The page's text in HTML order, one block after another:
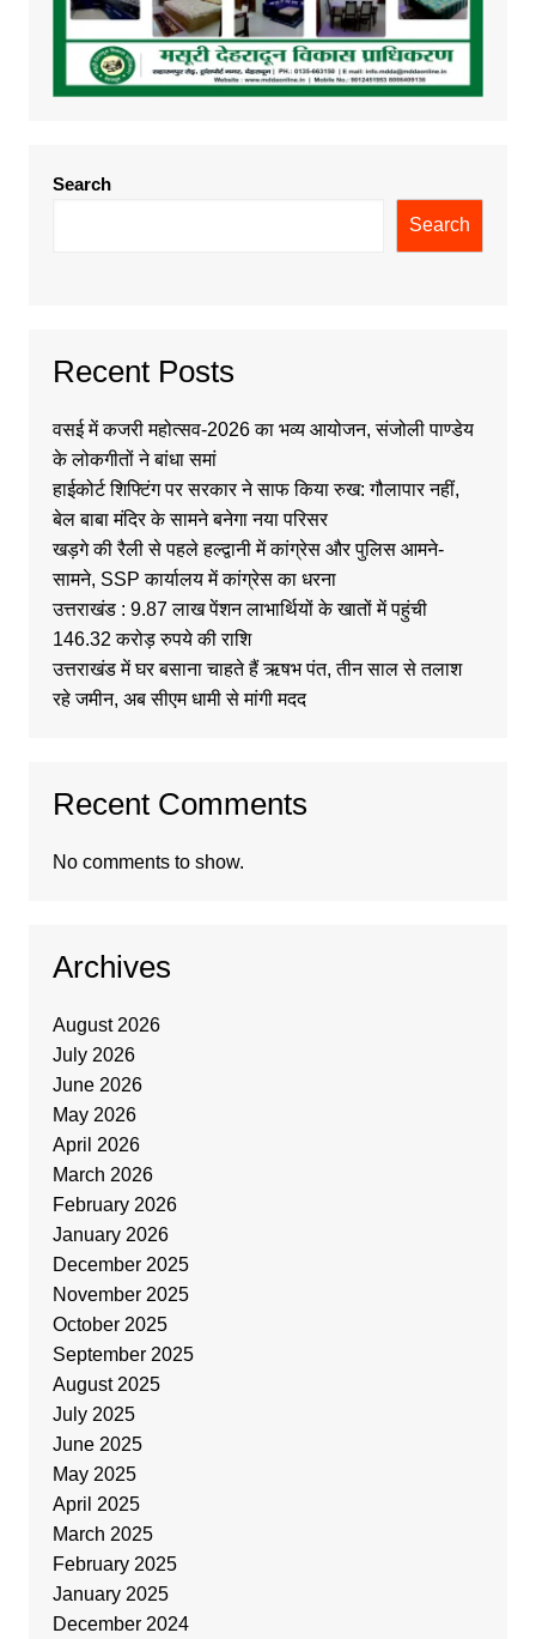
Search
Search
Recent Posts
वसई में कजरी महोत्सव-2026 का भव्य आयोजन, संजोली पाण्डेय
के लोकगीतों ने बांधा समां
हाईकोर्ट शिफ्टिंग पर सरकार ने साफ किया रुख: गौलापार नहीं,
बेल बाबा मंदिर के सामने बनेगा नया परिसर
खड़गे की रैली से पहले हल्द्वानी में कांग्रेस और पुलिस आमने-
सामने, SSP कार्यालय में कांग्रेस का धरना
उत्तराखंड : 9.87 लाख पेंशन लाभार्थियों के खातों में पहुंची
146.32 करोड़ रुपये की राशि
उत्तराखंड में घर बसाना चाहते हैं ऋषभ पंत, तीन साल से तलाश
रहे जमीन, अब सीएम धामी से मांगी मदद
Recent Comments
No comments to show.
Archives
August 2026
July 2026
June 2026
May 2026
April 2026
March 2026
February 2026
January 2026
December 2025
November 2025
October 2025
September 2025
August 2025
July 2025
June 2025
May 2025
April 2025
March 2025
February 2025
January 2025
December 2024